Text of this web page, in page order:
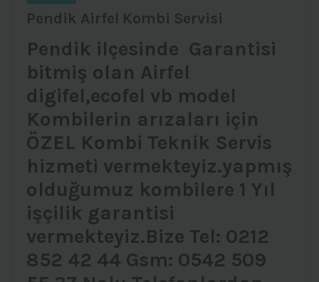
Pendik Airfel Kombi Servisi
Pendik ilçesinde Garantisi
bitmiş olan Airfel
digifel,ecofel vb model
Kombilerin arızaları için
ÖZEL Kombi Teknik Servis
hizmeti vermekteyiz.yapmış
olduğumuz kombilere 1 Yıl
işçilik garantisi
vermekteyiz.Bize Tel: 0212
852 42 44 Gsm: 0542 509